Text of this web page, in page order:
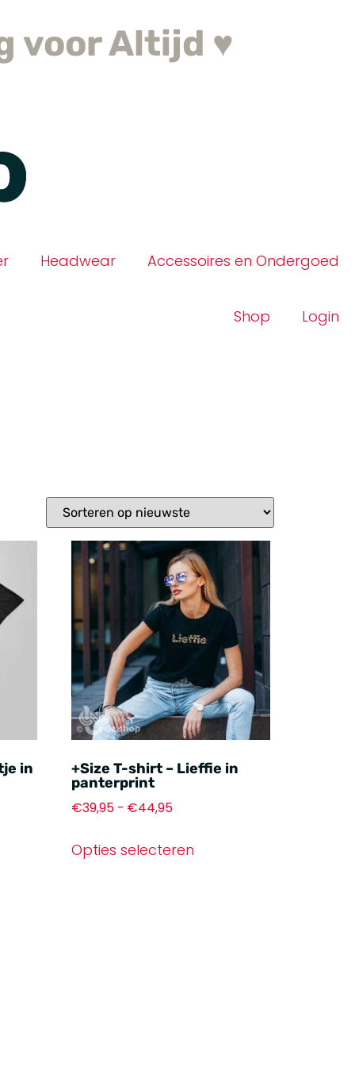
voor Altijd ♥
Headwear Accessoires en Ondergoed
Shop Login
in
+Size T-shirt – Lieffie in
panterprint
€39,95 - €44,95
Opties selecteren